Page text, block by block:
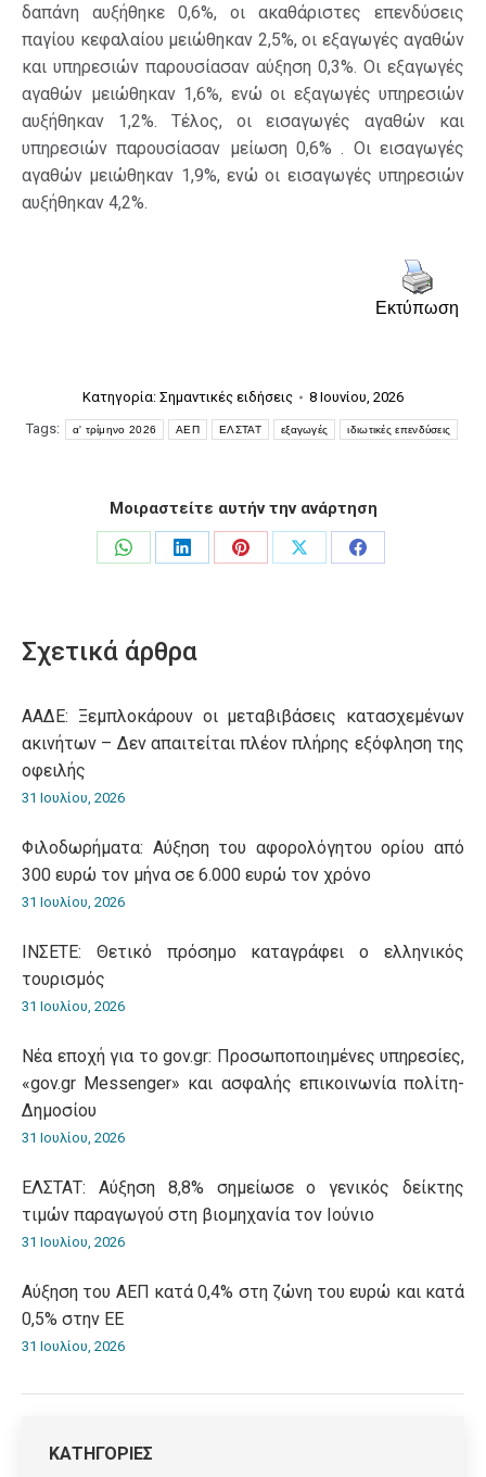
δαπάνη αυξήθηκε 0,6%, οι ακαθάριστες επενδύσεις
παγίου κεφαλαίου μειώθηκαν 2,5%, οι εξαγωγές αγαθών
και υπηρεσιών παρουσίασαν αύξηση 0,3%. Οι εξαγωγές
αγαθών μειώθηκαν 1,6%, ενώ οι εξαγωγές υπηρεσιών
αυξήθηκαν 1,2%. Τέλος, οι εισαγωγές αγαθών και
υπηρεσιών παρουσίασαν μείωση 0,6% . Οι εισαγωγές
αγαθών μειώθηκαν 1,9%, ενώ οι εισαγωγές υπηρεσιών
αυξήθηκαν 4,2%.
Εκτύπωση
Κατηγορία: Σημαντικές ειδήσεις
8 Ιουνίου, 2026
Tags:
α' τρίμηνο 2026 ΑΕΠ ΕΛΣΤΑΤ εξαγωγές ιδιωτικές επενδύσεις
Μοιραστείτε αυτήν την ανάρτηση
Share
Share
Share
Share
Share
Σχετικά άρθρα
ΑΑΔΕ: Ξεμπλοκάρουν οι μεταβιβάσεις κατασχεμένων
ακινήτων – Δεν απαιτείται πλέον πλήρης εξόφληση της
οφειλής
31 Ιουλίου, 2026
Φιλοδωρήματα: Αύξηση του αφορολόγητου ορίου από
300 ευρώ τον μήνα σε 6.000 ευρώ τον χρόνο
31 Ιουλίου, 2026
ΙΝΣΕΤΕ: Θετικό πρόσημο καταγράφει ο ελληνικός
τουρισμός
31 Ιουλίου, 2026
Νέα εποχή για το gov.gr: Προσωποποιημένες υπηρεσίες,
«gov.gr Messenger» και ασφαλής επικοινωνία πολίτη-
Δημοσίου
31 Ιουλίου, 2026
ΕΛΣΤΑΤ: Αύξηση 8,8% σημείωσε ο γενικός δείκτης
τιμών παραγωγού στη βιομηχανία τον Ιούνιο
31 Ιουλίου, 2026
Αύξηση του ΑΕΠ κατά 0,4% στη ζώνη του ευρώ και κατά
0,5% στην ΕΕ
31 Ιουλίου, 2026
ΚΑΤΗΓΟΡΙΕΣ